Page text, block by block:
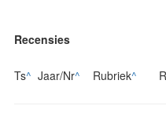
Recensies
Ts^ Jaar/Nr^ Rubriek^